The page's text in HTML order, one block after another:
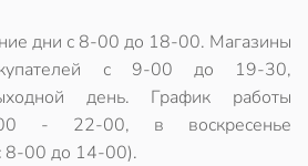
дни с 8-00 до 18-00. Магазины
с 9-00 до 19-30,
день. График работы
00 - 22-00, в воскресенье
8-00 до 14-00).